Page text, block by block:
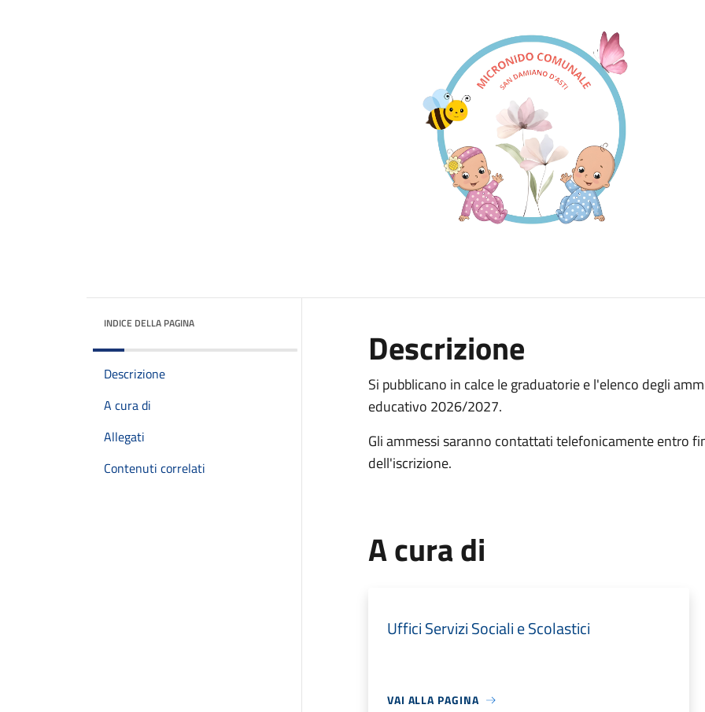
INDICE DELLA PAGINA
Descrizione
A cura di
Allegati
Contenuti correlati
Descrizione
Si pubblicano in calce le graduatorie e l'elenco degli
educativo 2026/2027.
Gli ammessi saranno contattati telefonicamente entro
dell'iscrizione.
A cura di
Uffici Servizi Sociali e Scolastici
VAI ALLA PAGINA